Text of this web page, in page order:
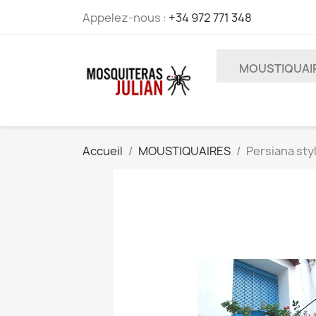
Appelez-nous : +34 972 771 348
Accueil MOUSTIQUAIRES Persiana